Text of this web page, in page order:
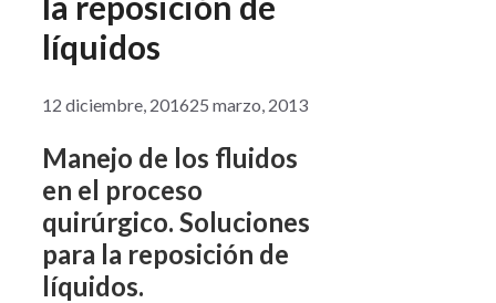
líquidos
12 diciembre, 201625 marzo, 2013
Manejo de los fluidos
en el proceso
quirúrgico. Soluciones
para la reposición de
líquidos.